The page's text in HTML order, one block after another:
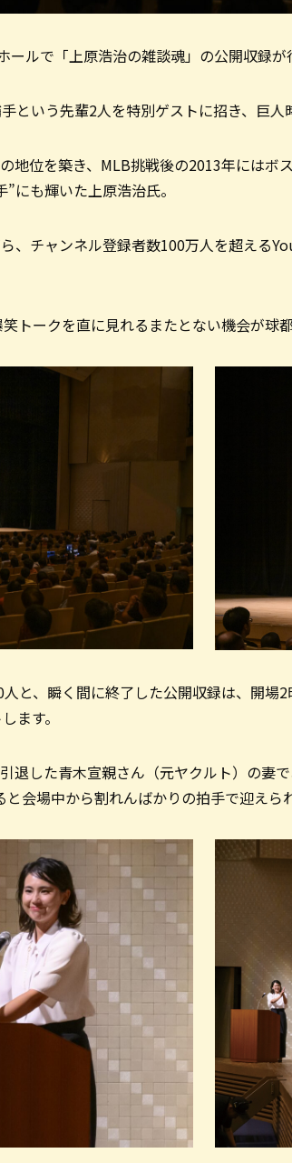
ルで「上原浩治の雑談魂」の公開収録が
という先輩2人を特別ゲストに招き、巨人
地位を築き、MLB挑戦後の2013年には
にも輝いた上原浩治氏。
、チャンネル登録者数100万人を超える
トークを直に見れるまたとない機会が球
と、瞬く間に終了した公開収録は、開場
ます。
退した青木宣親さん（元ヤクルト）の妻
会場中から割れんばかりの拍手で迎えら